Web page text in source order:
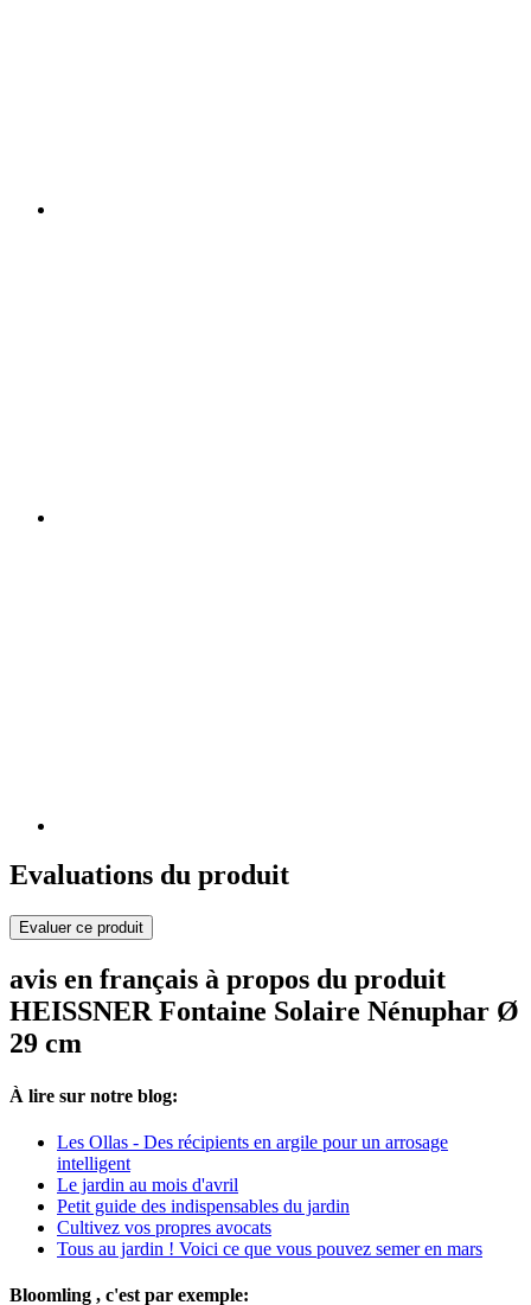
Evaluations du produit
Evaluer ce produit
avis en français à propos du produit
HEISSNER Fontaine Solaire Nénuphar Ø
29 cm
À lire sur notre blog:
Les Ollas - Des récipients en argile pour un arrosage
intelligent
Le jardin au mois d'avril
Petit guide des indispensables du jardin
Cultivez vos propres avocats
Tous au jardin ! Voici ce que vous pouvez semer en mars
Bloomling , c'est par exemple: